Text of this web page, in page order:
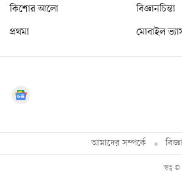
কিশোর আলো বিজ্ঞানচিন্তা
প্রথমা মোবাইল
আমাদের সম্পর্কে
স্বত্ব